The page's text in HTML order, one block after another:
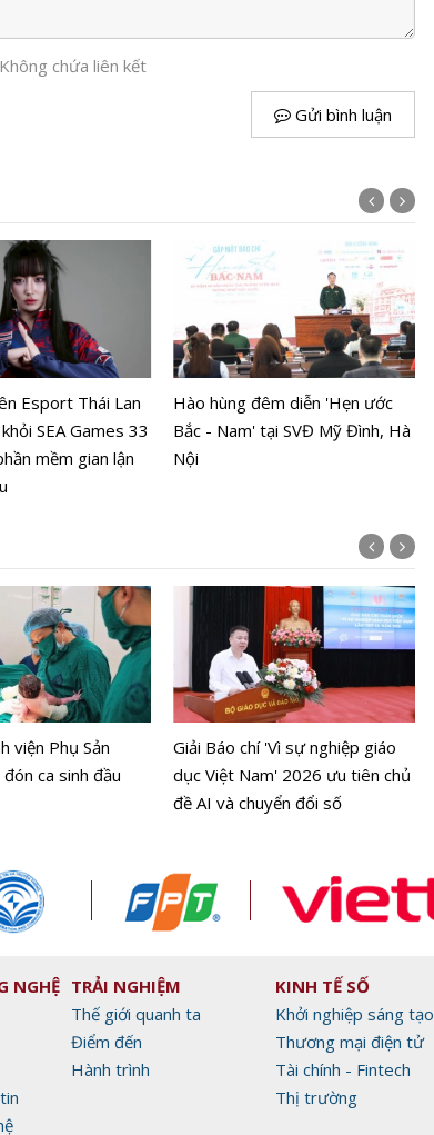
Không chứa liên kết
Gửi bình luận
Esport Thái Lan
SEA Games 33
mềm gian lận
Hào hùng đêm diễn 'Hẹn ước
Bắc - Nam' tại SVĐ Mỹ Đình, Hà
Nội
viện Phụ Sản
ca sinh đầu
Giải Báo chí 'Vì sự nghiệp giáo
dục Việt Nam' 2026 ưu tiên chủ
đề AI và chuyển đổi số
NGHỆ TRẢI NGHIỆM
Thế giới quanh ta
Điểm đến
Hành trình
KINH TẾ SỐ
Khởi nghiệp sáng tạo
Thương mại điện tử
Tài chính - Fintech
Thị trường